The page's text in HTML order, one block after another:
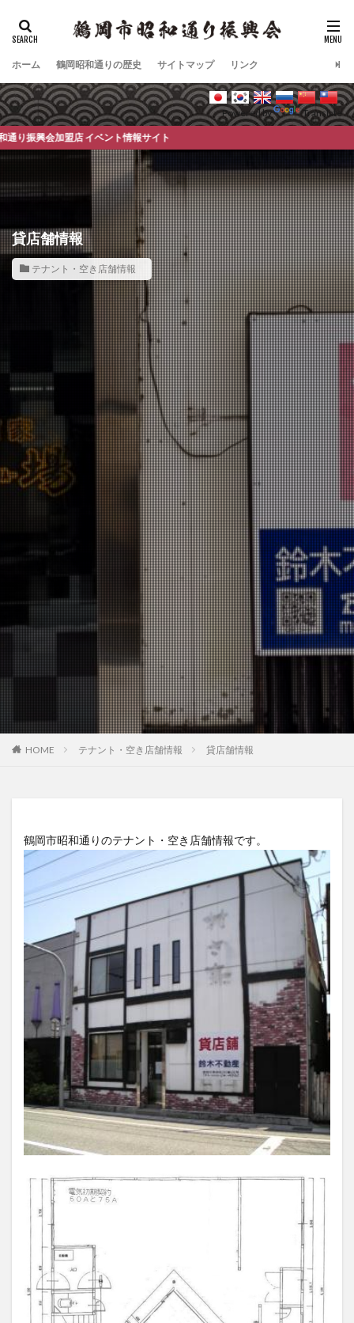
ホーム 鶴岡昭和通りの歴史 サイトマップ リンク
Powered by Translate
盟店 イベント情報サイト
貸店舗情報
テナント・空き店舗情報
HOME テナント・空き店舗情報 貸店舗情報
鶴岡市昭和通りのテナント・空き店舗情報です。
タグ
酒店
酒屋
検索